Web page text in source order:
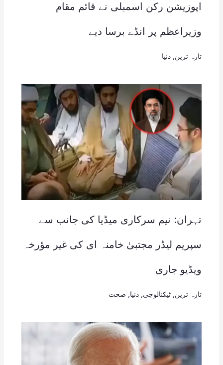
اپوزیشن رکن اسمبلی نے قائم مقام
وزیراعظم پر انڈے برسا دیے
تازہ ترین دنیا
تہران: نیم سرکاری میڈیا کی جانب سے
سپریم لیڈر مجتبیٰ خامنہ ای کی غیر مؤرخہ
ویڈیو جاری
تازہ ترین ٹیکنالوجی دنیا صحت